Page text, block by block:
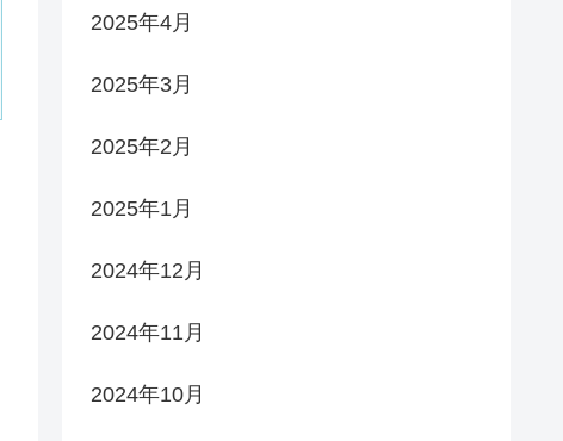
2025年4月
2025年3月
2025年2月
2025年1月
2024年12月
2024年11月
2024年10月